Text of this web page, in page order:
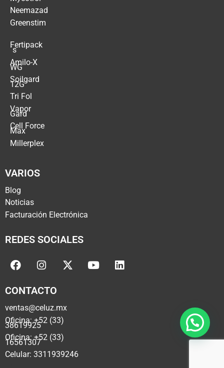
Neemazad
Greenstim
Fertipack
´s
Amilo-X
WG
Soilgard
12G
Tri Fol
Vapor
Gard
Cell Force
Max
Millerplex
VARIOS
Blog
Noticias
Facturación Electrónica
REDES SOCIALES
CONTACTO
ventas@celuz.mx
Oficina: +52 (33)
38619925
Oficina: +52 (33)
16561307
Celular: 3311939246